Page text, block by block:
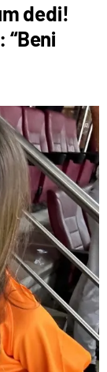
dedi!
“Beni